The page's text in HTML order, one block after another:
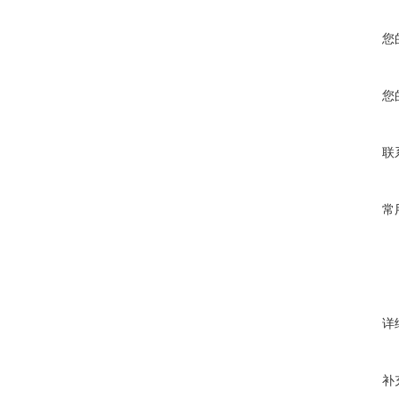
您
您
联
常
详
补